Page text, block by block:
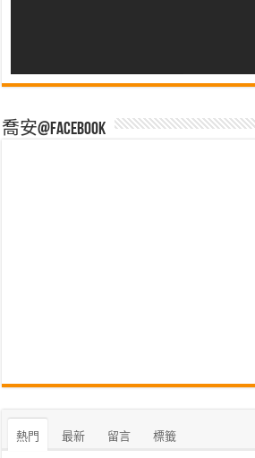
喬安@Facebook
熱門 最新 留言 標籤